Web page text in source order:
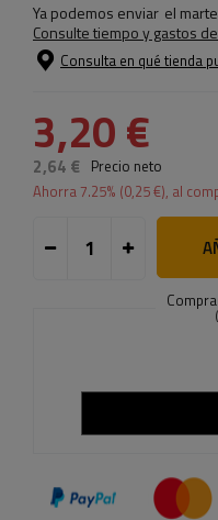
Ya podemos enviar el
Consulte tiempo y gastos
Consulta en qué tienda
3,20 €
2,64 € Precio neto
Ahorra 7.25% (0,25 €), al